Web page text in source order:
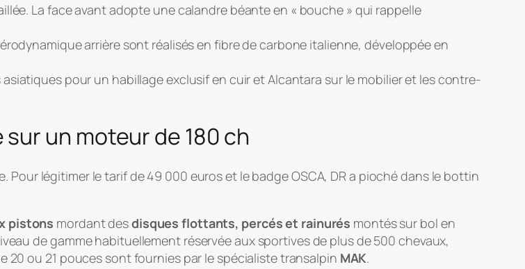
La face avant adopte une calandre béante en « bouche » qui rappelle
arrière sont réalisés en fibre de carbone italienne, développée en
pour un habillage exclusif en cuir et Alcantara sur le mobilier et les contre-
un moteur de 180 ch
Pour légitimer le tarif de 49 000 euros et le badge OSCA, DR a pioché dans le bottin
pistons mordant desdisques flottants, percés et rainurés montés sur bol en
de gamme habituellement réservée aux sportives de plus de 500 chevaux,
20 ou 21 pouces sont fournies par le spécialiste transalpin MAK.